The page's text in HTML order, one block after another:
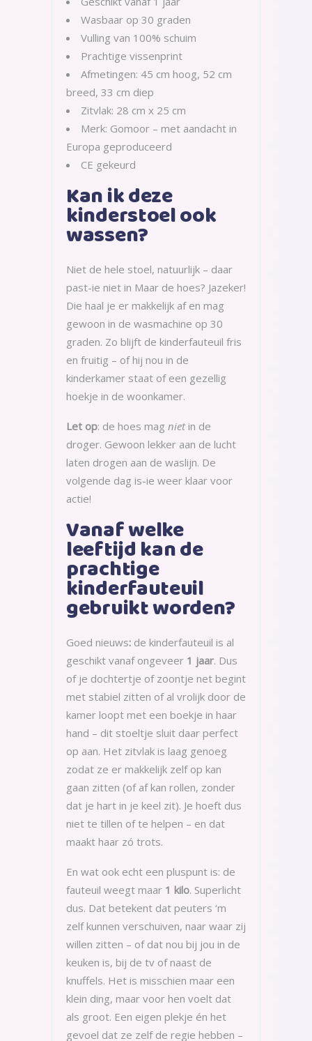
Wasbaar op 30 graden
Vulling van 100% schuim
Prachtige vissenprint
Afmetingen: 45 cm hoog, 52 cm
breed, 33 cm diep
Zitvlak: 28 cm x 25 cm
Merk: Gomoor – met aandacht in
Europa geproduceerd
CE gekeurd
Kan ik deze
kinderstoel ook
wassen?
Niet de hele stoel, natuurlijk – daar
past-ie niet in Maar de hoes? Jazeker!
Die haal je er makkelijk af en mag
gewoon in de wasmachine op 30
graden. Zo blijft de kinderfauteuil fris
en fruitig – of hij nou in de
kinderkamer staat of een gezellig
hoekje in de woonkamer.
Let op: de hoes mag nietin de
droger. Gewoon lekker aan de lucht
laten drogen aan de waslijn. De
volgende dag is-ie weer klaar voor
actie!
Vanaf welke
leeftijd kan de
prachtige
kinderfauteuil
gebruikt worden?
Goed nieuws: de kinderfauteuil is al
geschikt vanaf ongeveer 1 jaar. Dus
of je dochtertje of zoontje net begint
met stabiel zitten of al vrolijk door de
kamer loopt met een boekje in haar
hand – dit stoeltje sluit daar perfect
op aan. Het zitvlak is laag genoeg
zodat ze er makkelijk zelf op kan
gaan zitten (of af kan rollen, zonder
dat je hart in je keel zit). Je hoeft dus
niet te tillen of te helpen – en dat
maakt haar zó trots.
En wat ook echt een pluspunt is: de
fauteuil weegt maar 1 kilo. Superlicht
dus. Dat betekent dat peuters ‘m
zelf kunnen verschuiven, naar waar zij
willen zitten – of dat nou bij jou in de
keuken is, bij de tv of naast de
knuffels. Het is misschien maar een
klein ding, maar voor hen voelt dat
als groot. Een eigen plekje én het
gevoel dat ze zelf de regie hebben –